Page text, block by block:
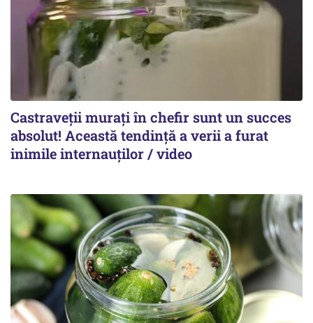
Castraveții murați în chefir sunt un succes
absolut! Această tendință a verii a furat
inimile internauților / video